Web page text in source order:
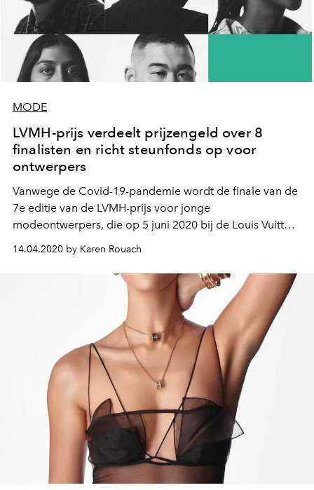
MODE
LVMH-prijs verdeelt prijzengeld over 8
finalisten en richt steunfonds op voor
ontwerpers
Vanwege de Covid-19-pandemie wordt de finale van de
7e editie van de LVMH-prijs voor jonge
modeontwerpers, die op 5 juni 2020 bij de Louis Vuitton
maar de toewijzing wordt toegewezen aan de acht
finalisten voor de editie van 2020.
14.04.2020 by Karen Rouach